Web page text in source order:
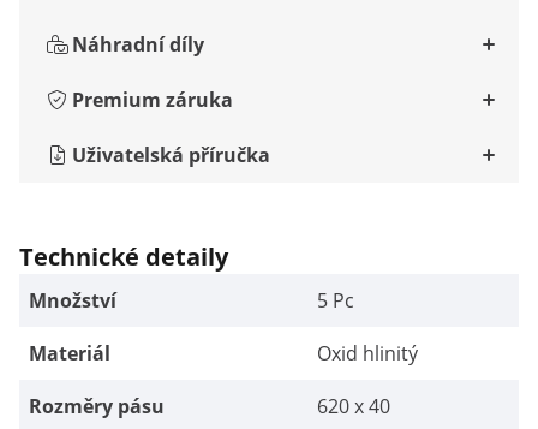
Náhradní díly
Premium záruka
Uživatelská příručka
Technické detaily
Množství
5 Pc
Materiál
Oxid hlinitý
Rozměry pásu
620 x 40